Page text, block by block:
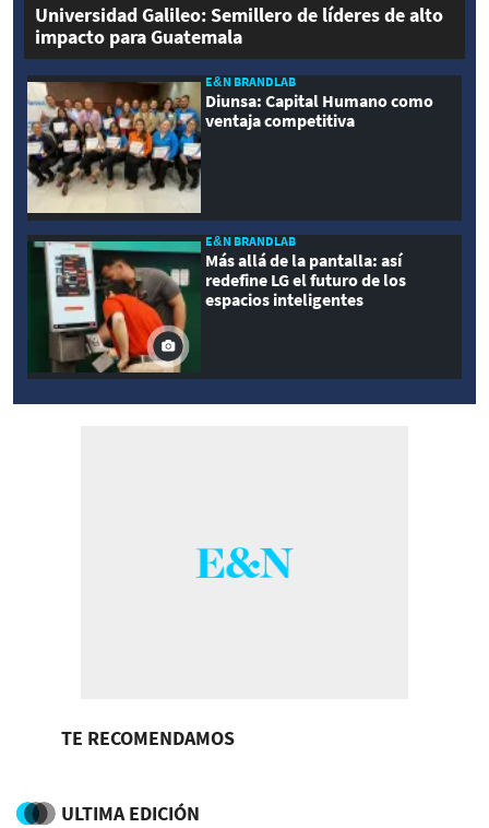
Universidad Galileo: Semillero de líderes de alto
impacto para Guatemala
E&N BRANDLAB
Diunsa: Capital Humano como
ventaja competitiva
E&N BRANDLAB
Más allá de la pantalla: así
redefine LG el futuro de los
espacios inteligentes
TE RECOMENDAMOS
ULTIMA EDICIÓN